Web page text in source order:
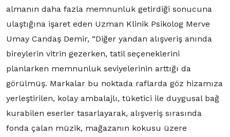
almanın daha fazla memnunluk getirdiği sonucuna
ulaştığına işaret eden Uzman Klinik Psikolog Merve
Umay Candaş Demir, “Diğer yandan alışveriş anında
bireylerin vitrin gezerken, tatil seçeneklerini
planlarken memnunluk seviyelerinin arttığı da
görülmüş. Markalar bu noktada raflarda göz hizamıza
yerleştirilen, kolay ambalajlı, tüketici ile duygusal bağ
kurabilen eserler tasarlayarak, alışveriş sırasında
fonda çalan müzik, mağazanın kokusu üzere